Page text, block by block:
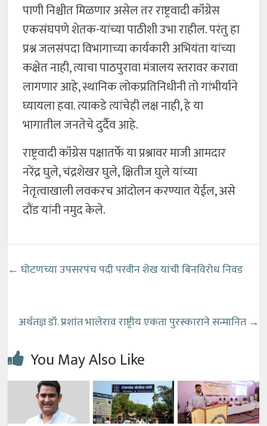
पाणी निश्चीत मिळणार असेल तर राष्ट्रवादी कॉंग्रेस
एकसंघपणे शेतक-यांच्या पाठीशी उभा राहील. परंतु हा
प्रश्न जलसंपदा विभागाच्या कार्यकारी अभियंता यांच्या
कक्षेत नाही, त्याचा पाठपुरावा मंत्रालय स्तरावर करावा
लागणार आहे, स्थानिक लोकप्रतिनिधीनी तो गांभीर्याने
घ्यायला हवा. त्याकडे त्यांचेही लक्ष नाही, हे या
भागातील जनतेचे दुर्दैव आहे.
राष्ट्रवादी कॉंग्रेस पक्षातर्फे या प्रश्नावर माजी आमदार
नरेंद्र घुले, चंद्रशेखर घुले, क्षितीज घुले यांच्या
नेतृत्वाखाली लवकरच आंदोलन करण्यात येईल, असे
दौंड यांनी नमुद केले.
← घोटणच्या उपसरपंच पदी परवीन शेख यांची बिनविरोध निवड
अर्थतज्ञ डॉ. प्रशांत भालेराव राष्ट्रीय एकता पुरस्काराने सन्मानित →
You May Also Like